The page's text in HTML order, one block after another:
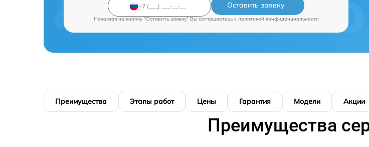
Оставить заявку
Нажимая на кнопку "Оставить заявку" Вы соглашаетесь c политикой конфиденциальности
Преимущества Этапы работ Цены Гарантия Модели Акции
Преимущества